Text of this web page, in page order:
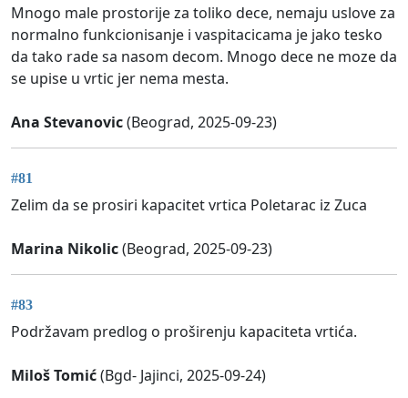
Mnogo male prostorije za toliko dece, nemaju uslove za
normalno funkcionisanje i vaspitacicama je jako tesko
da tako rade sa nasom decom. Mnogo dece ne moze da
se upise u vrtic jer nema mesta.
Ana Stevanovic(Beograd, 2025-09-23)
#81
Zelim da se prosiri kapacitet vrtica Poletarac iz Zuca
Marina Nikolic(Beograd, 2025-09-23)
#83
Podržavam predlog o proširenju kapaciteta vrtića.
Miloš Tomić(Bgd- Jajinci, 2025-09-24)